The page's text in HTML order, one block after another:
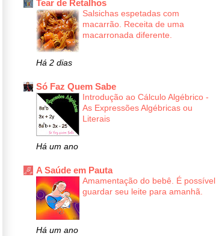
Tear de Retalhos
Salsichas espetadas com
macarrão. Receita de uma
macarronada diferente.
Há 2 dias
Só Faz Quem Sabe
Introdução ao Cálculo Algébrico -
As Expressões Algébricas ou
Literais
Há um ano
A Saúde em Pauta
Amamentação do bebê. É possível
guardar seu leite para amanhã.
Há um ano